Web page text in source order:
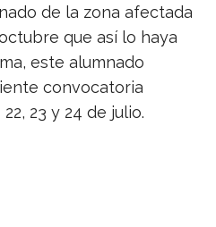
de la zona afectada
que así lo haya
este alumnado
convocatoria
23 y 24 de julio.